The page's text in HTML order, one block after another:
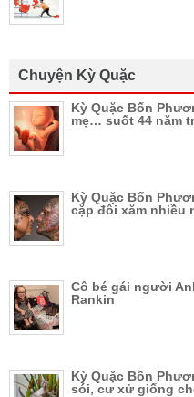
Chuyện Kỳ Quặc
Kỳ Quặc Bốn
mẹ… suốt 44 năm
Kỳ Quặc Bốn
cặp đôi xăm nhiều
Cô bé gái người
Rankin
Kỳ Quặc Bốn
sói, cư xử giống